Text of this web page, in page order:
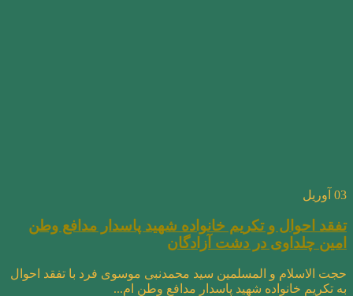
03 آوریل
تفقد احوال و تکریم خانواده شهید پاسدار مدافع وطن
امین چلداوی در دشت آزادگان
حجت الاسلام و المسلمین سید محمدنبی موسوی فرد با تفقد احوال
به تکریم خانواده شهید پاسدار مدافع وطن ام...